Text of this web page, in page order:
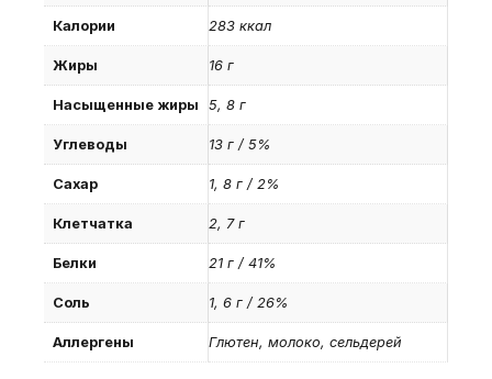
Калории 283 ккал
Жиры 16 г
Насыщенные жиры 5, 8 г
Углеводы 13 г / 5%
Сахар 1, 8 г / 2%
Клетчатка 2, 7 г
Белки 21 г / 41%
Соль 1, 6 г / 26%
Аллергены Глютен, молоко, сельдерей